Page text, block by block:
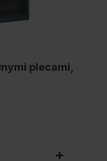
plecami,